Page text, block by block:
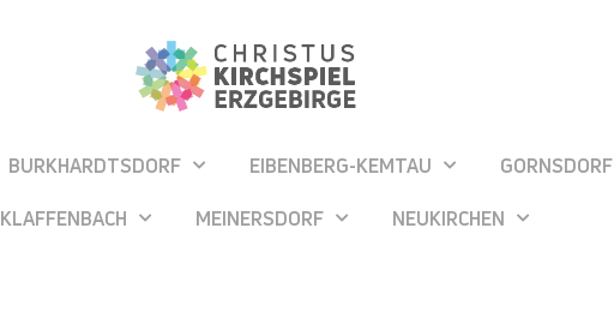
BURKHARDTSDORF EIBENBERG-KEMTAU GORNSDORF
KLAFFENBACH
MEINERSDORF NEUKIRCHEN